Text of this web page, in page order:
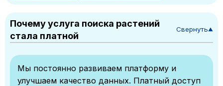
Почему услуга поиска растений
стала платной
Свернуть▼
Мы постоянно развиваем платформу и
улучшаем качество данных. Платный доступ